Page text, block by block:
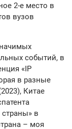
2-е место в
вузов
событий, в
«ІР
в разные
Китае
страны» в
– моя